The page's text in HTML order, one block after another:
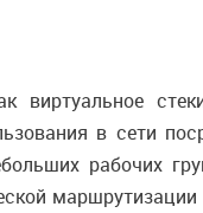
в сети
рабочих